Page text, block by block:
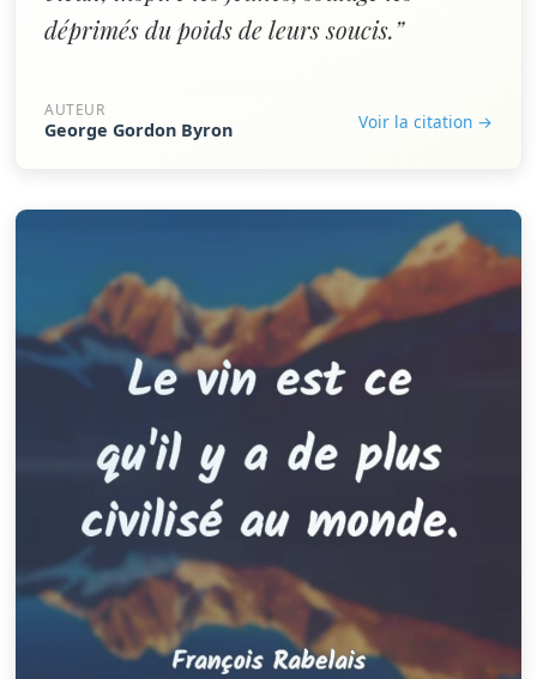
déprimés du poids de leurs soucis.”
AUTEUR
George Gordon Byron Voir la citation →